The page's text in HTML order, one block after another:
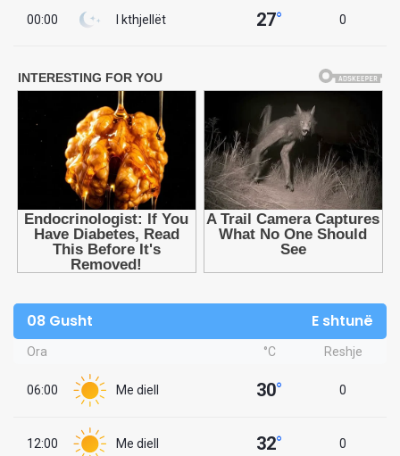
00:00 I kthjellët 27° 0
08 Gusht E shtunë
Ora °C Reshje
06:00 Me diell 30° 0
12:00 Me diell 32° 0